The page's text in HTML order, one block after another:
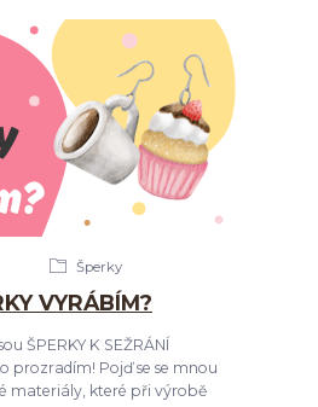
Šperky
VYRÁBÍM?
ŠPERKY K SEŽRÁNÍ
prozradím! Pojď se se mnou
materiály, které při výrobě